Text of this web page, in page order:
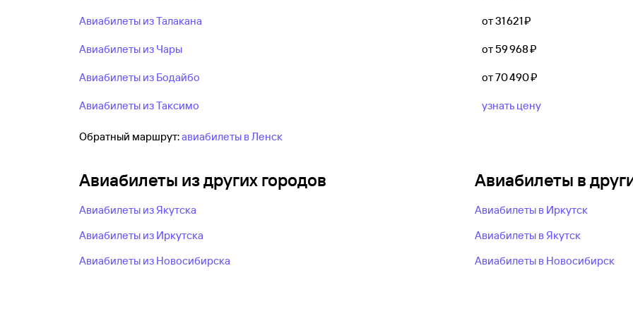
Авиабилеты из Талакана от 31 ⁠621 ⁠₽
Авиабилеты из Чары от 59 ⁠968 ⁠₽
Авиабилеты из Бодайбо от 70 ⁠490 ⁠₽
Авиабилеты из Таксимо узнать цену
Обратный маршрут:авиабилеты в Ленск
Авиабилеты из других городов
Авиабилеты из Якутска
Авиабилеты из Иркутска
Авиабилеты из Новосибирска
Авиабилеты в
Авиабилеты в Иркутск
Авиабилеты в Якутск
Авиабилеты в Новосибирск